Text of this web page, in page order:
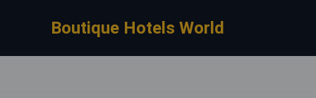
Boutique Hotels World